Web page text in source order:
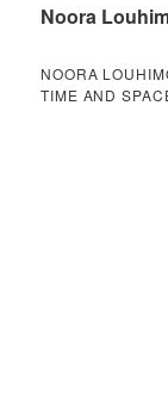
Noora
NOORA
TIME AND